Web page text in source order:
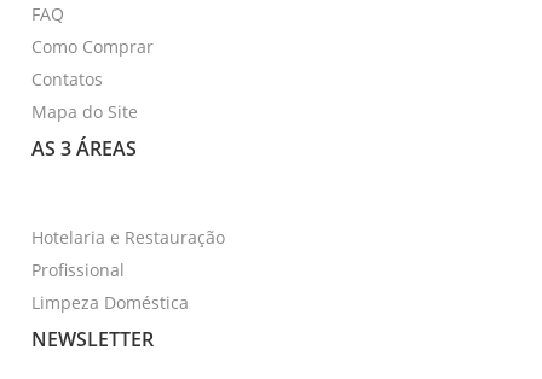
FAQ
Como Comprar
Contatos
Mapa do Site
AS 3 ÁREAS
Hotelaria e Restauração
Profissional
Limpeza Doméstica
NEWSLETTER